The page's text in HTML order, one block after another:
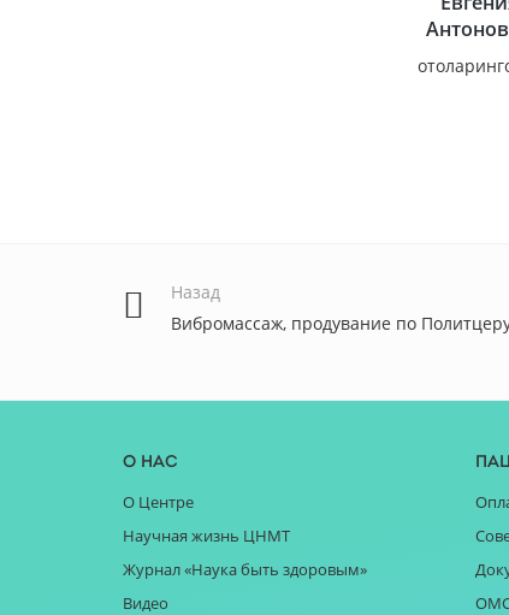
Назад
Вибромассаж, продувание по
О нас
О Центре
Научная жизнь ЦНМТ
Журнал «Наука быть здоровым»
Видео